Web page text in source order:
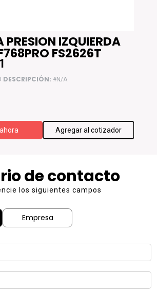
IZQUIERDA
FS2626T
DESCRIPCIÓN: #N/A
Agregar al cotizador
de contacto
los siguientes campos
Empresa